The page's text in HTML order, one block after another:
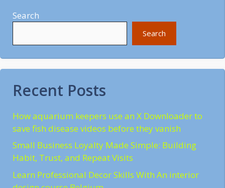
Search
Search
Recent Posts
How aquarium keepers use an X Downloader to
save fish disease videos before they vanish
Small Business Loyalty Made Simple: Building
Habit, Trust, and Repeat Visits
Learn Professional Decor Skills With An interior